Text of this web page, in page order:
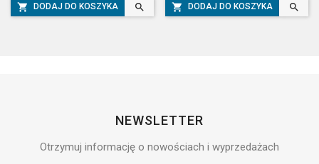
 DODAJ DO KOSZYKA   DODAJ DO KOSZYKA 
NEWSLETTER
Otrzymuj informację o nowościach i wyprzedażach